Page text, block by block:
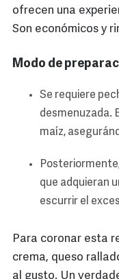
ofrecen una
Son económicos y
Modo de
Se requiere
desmenuzada.
maíz,
que adquieran
escurrir el
Para coronar esta
crema, queso
al gusto. Un